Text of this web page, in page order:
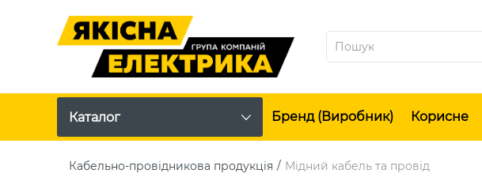
Каталог Бренд (виробник) Корисне
Кабельно-провідникова продукція Мідний кабель та провід